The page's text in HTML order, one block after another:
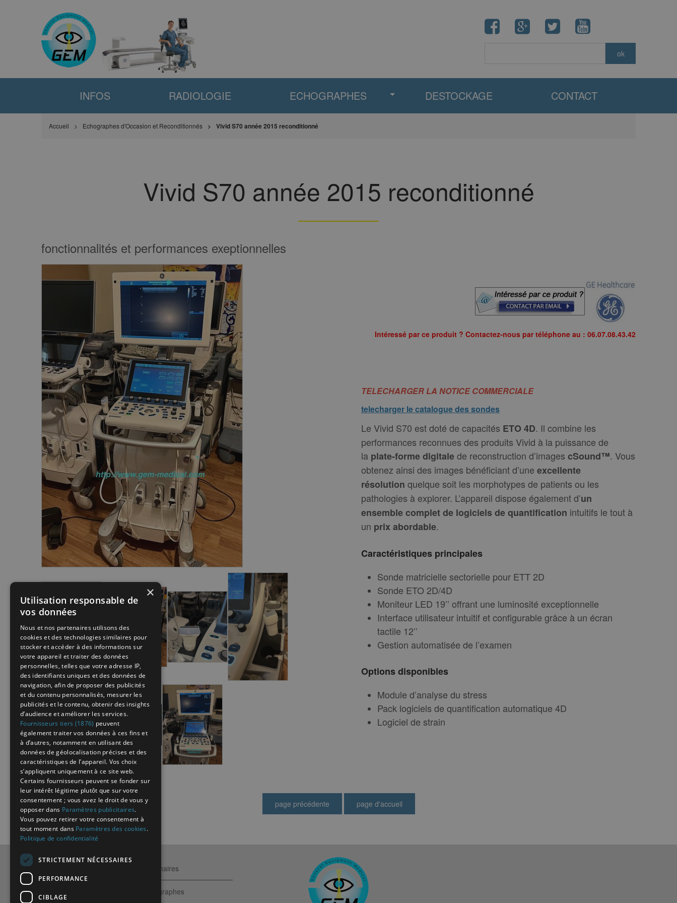
INFOS RADIOLOGIE ECHOGRAPHES DESTOCKAGE CONTACT
Accueil Echographes d'Occasion et Reconditionnés Vivid S70 année 2015 reconditionné
Vivid S70 année 2015 reconditionné
fonctionnalités et performances exeptionnelles
Intéressé par ce produit ? Contactez-nous par téléphone au : 06.07.08.43.42
TELECHARGER LA NOTICE COMMERCIALE
telecharger le catalogue des sondes
Le Vivid S70 est doté de capacités ETO 4D. Il combine les
performances reconnues des produits Vivid à la puissance de
la plate-forme digitalede reconstruction d’images cSound™. Vous
obtenez ainsi des images bénéficiant d’une excellente
résolution quelque soit les morphotypes de patients ou les
pathologies à explorer. L’appareil dispose également d’un
ensemble complet de logiciels de quantification intuitifs le tout à
un prix abordable.
Caractéristiques principales
Sonde matricielle sectorielle pour ETT 2D
Sonde ETO 2D/4D
Moniteur LED 19’’ offrant une luminosité exceptionnelle
Interface utilisateur intuitif et configurable grâce à un écran
tactile 12’’
Gestion automatisée de l’examen
Options disponibles
Module d’analyse du stress
Pack logiciels de quantification automatique 4D
Logiciel de strain
Partenaires
Echographes
×
Utilisation responsable de
vos données
Nous et nos partenaires utilisons des
cookies et des technologies similaires pour
stocker et accéder à des informations sur
votre appareil et traiter des données
personnelles, telles que votre adresse IP,
des identifiants uniques et des données de
navigation, afin de proposer des publicités
et du contenu personnalisés, mesurer les
publicités et le contenu, obtenir des insights
d’audience et améliorer les services.
Fournisseurs tiers (1876) peuvent
également traiter vos données à ces fins et
à d’autres, notamment en utilisant des
données de géolocalisation précises et des
caractéristiques de l’appareil. Vos choix
s’appliquent uniquement à ce site web.
Certains fournisseurs peuvent se fonder sur
leur intérêt légitime plutôt que sur votre
consentement ; vous avez le droit de vous y
opposer dans Paramètres publicitaires.
Vous pouvez retirer votre consentement à
tout moment dans Paramètres des cookies.
Politique de confidentialité
STRICTEMENT NÉCESSAIRES
PERFORMANCE
CIBLAGE